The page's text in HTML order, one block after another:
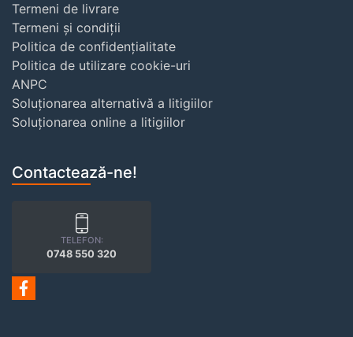
Termeni de livrare
Termeni și condiții
Politica de confidențialitate
Politica de utilizare cookie-uri
ANPC
Soluționarea alternativă a litigiilor
Soluționarea online a litigiilor
Contactează-ne!
TELEFON:
0748 550 320